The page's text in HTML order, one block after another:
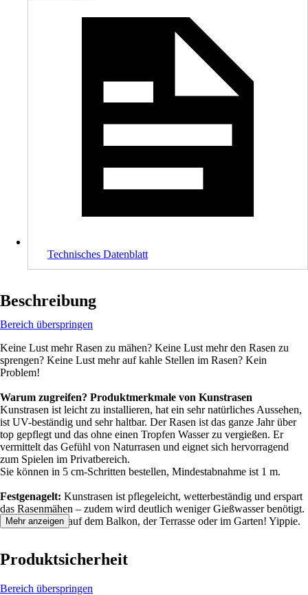
Technisches Datenblatt
Beschreibung
Bereich überspringen
Keine Lust mehr Rasen zu mähen? Keine Lust mehr den Rasen zu
sprengen? Keine Lust mehr auf kahle Stellen im Rasen? Kein
Problem!
Warum zugreifen? Produktmerkmale von Kunstrasen
Kunstrasen ist leicht zu installieren, hat ein sehr natürliches Aussehen,
ist UV-beständig und sehr haltbar. Der Rasen ist das ganze Jahr über
top gepflegt und das ohne einen Tropfen Wasser zu vergießen. Er
vermittelt das Gefühl von Naturrasen und eignet sich hervorragend
zum Spielen im Privatbereich.
Sie können in 5 cm-Schritten bestellen, Mindestabnahme ist 1 m.
Festgenagelt: Kunstrasen ist pflegeleicht, wetterbeständig und erspart
das Rasenmähen – zudem wird deutlich weniger Gießwasser benötigt.
Rasender Spaß auf dem Balkon, der Terrasse oder im Garten! Yippie.
Mehr anzeigen
Produktsicherheit
Bereich überspringen